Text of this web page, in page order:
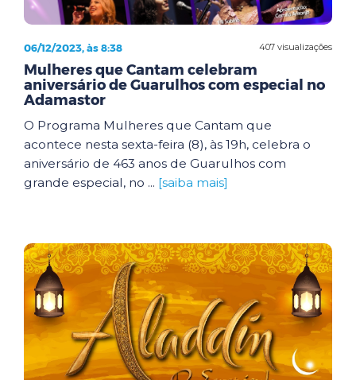
407 visualizações
06/12/2023, às 8:38
Mulheres que Cantam celebram
aniversário de Guarulhos com especial no
Adamastor
O Programa Mulheres que Cantam que
acontece nesta sexta-feira (8), às 19h, celebra o
aniversário de 463 anos de Guarulhos com
grande especial, no ... [saiba mais]